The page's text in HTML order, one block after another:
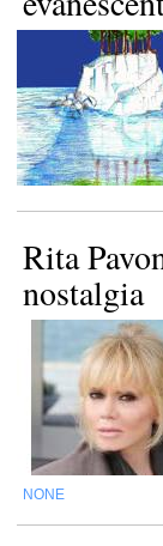
Rita
nostalgia
NONE